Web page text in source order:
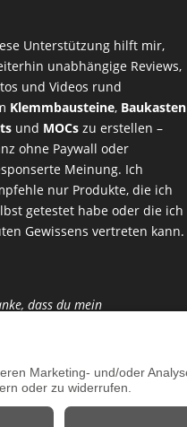
Unterstützung hilft mir,
unabhängige Reviews,
und Videos rund
Klemmbausteine, Baukasten
und MOCs zu erstellen –
ohne Paywall oder
Meinung. Ich
nur Produkte, die ich
getestet habe oder die ich
Gewissens vertreten kann.
dass du mein